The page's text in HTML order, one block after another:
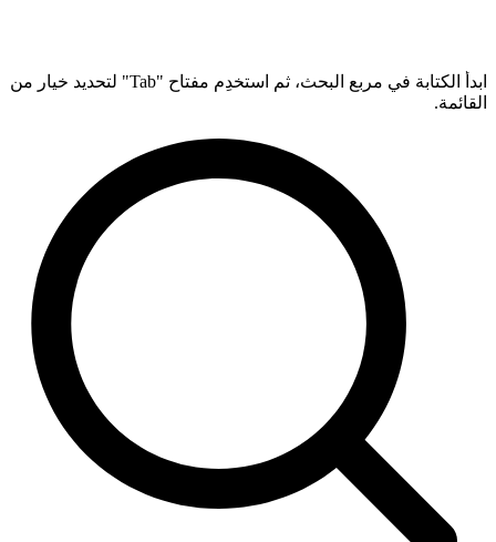
ابدأ الكتابة في مربع البحث، ثم استخدِم مفتاح "Tab" لتحديد خيار من
القائمة.